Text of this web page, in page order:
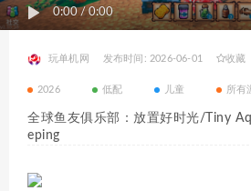
0:00 /0:00
玩单机网 发布时间: 2026-06-01 收藏
2026 低配 儿童 所有
全球鱼友俱乐部：放置好时光/Tiny
eping